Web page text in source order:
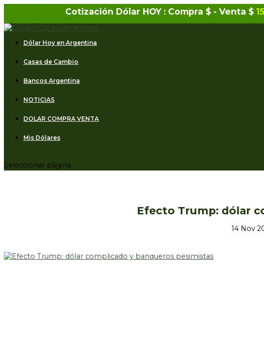
Cotización Dólar HOY : Compra $ - Venta $
Dólar Hoy en Argentina
Casas de Cambio
Bancos Argentina
NOTICIAS
DOLAR COMPRA VENTA
Mis Dólares
Seleccionar página
Efecto Trump: dólar
14 Nov